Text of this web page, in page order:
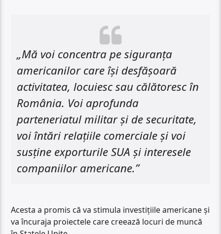
„Mă voi concentra pe siguranța
americanilor care își desfășoară
activitatea, locuiesc sau călătoresc în
România. Voi aprofunda
parteneriatul militar și de securitate,
voi întări relațiile comerciale și voi
susține exporturile SUA și interesele
companiilor americane.”
Acesta a promis că va stimula investițiile americane și
va încuraja proiectele care creează locuri de muncă